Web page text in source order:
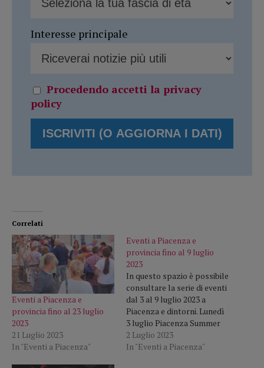
Interesse principale
Procedendo accetti la privacy
policy
Correlati
Eventi a Piacenza e
provincia fino al 23 luglio
2023
21 Luglio 2023
In "Eventi a Piacenza"
Eventi a Piacenza e
provincia fino al 9 luglio
2023
In questo spazio è possibile
consultare la serie di eventi
dal 3 al 9 luglio 2023 a
Piacenza e dintorni. Lunedì
3 luglio Piacenza Summer
Cult, Andrea Pucci porta il
suo spettacolo estivo a
2 Luglio 2023
In "Eventi a Piacenza"